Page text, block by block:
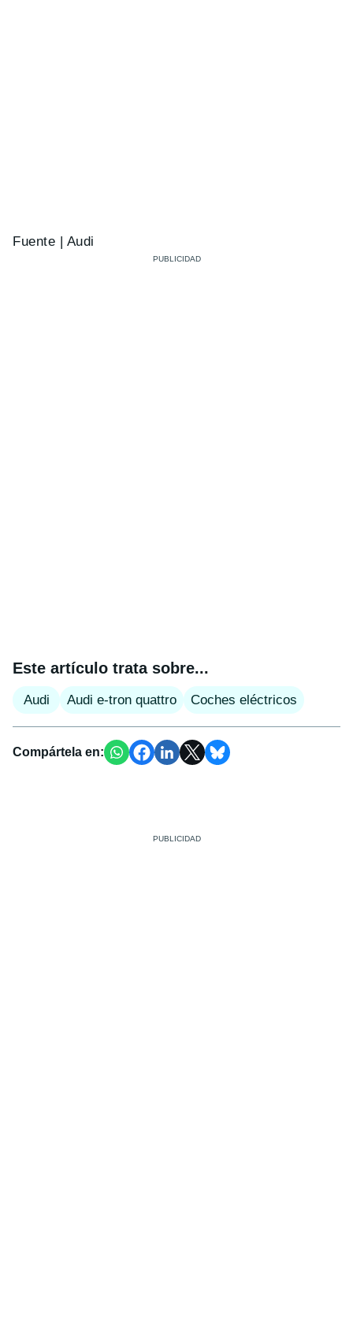
Fuente | Audi
Este artículo trata sobre...
Audi Audi e-tron quattro Coches eléctricos
Compártela en: